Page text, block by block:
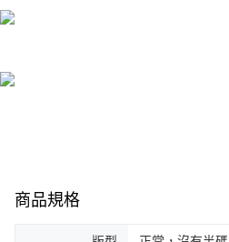
商品規格